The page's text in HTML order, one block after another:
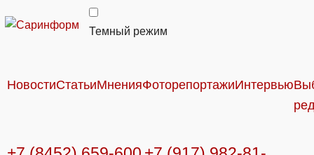
Темный режим
НовостиСтатьиМненияФоторепортажиИнтервью